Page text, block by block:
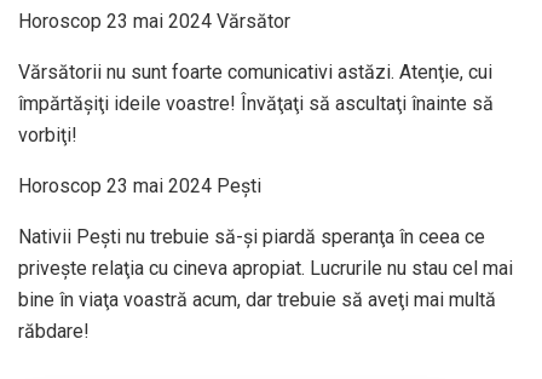
Horoscop 23 mai 2024 Vărsător
Vărsătorii nu sunt foarte comunicativi astăzi. Atenţie, cui
împărtăşiţi ideile voastre! Învăţaţi să ascultaţi înainte să
vorbiţi!
Horoscop 23 mai 2024 Peşti
Nativii Peşti nu trebuie să-şi piardă speranţa în ceea ce
priveşte relaţia cu cineva apropiat. Lucrurile nu stau cel mai
bine în viaţa voastră acum, dar trebuie să aveţi mai multă
răbdare!